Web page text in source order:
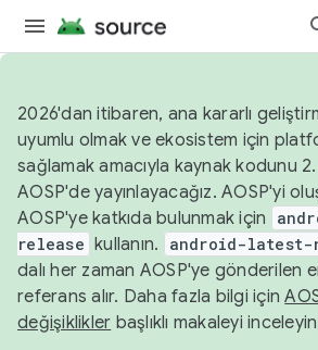
2026'dan itibaren, ana kararlı
uyumlu olmak ve ekosistem için
sağlamak amacıyla kaynak kodunu
AOSP'de yayınlayacağız. AOSP'yi
AOSP'ye katkıda bulunmak için
release kullanın. android-latest-
dalı her zaman AOSP'ye gönderilen
referans alır. Daha fazla bilgi için
değişiklikler başlıklı makaleyi